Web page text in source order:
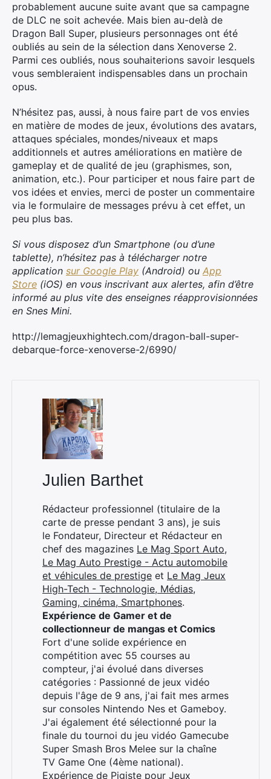
probablement aucune suite avant que sa campagne
de DLC ne soit achevée. Mais bien au-delà de
Dragon Ball Super, plusieurs personnages ont été
oubliés au sein de la sélection dans Xenoverse 2.
Parmi ces oubliés, nous souhaiterions savoir lesquels
vous sembleraient indispensables dans un prochain
opus.
N’hésitez pas, aussi, à nous faire part de vos envies
en matière de modes de jeux, évolutions des avatars,
attaques spéciales, mondes/niveaux et maps
additionnels et autres améliorations en matière de
gameplay et de qualité de jeu (graphismes, son,
animation, etc.). Pour participer et nous faire part de
vos idées et envies, merci de poster un commentaire
via le formulaire de messages prévu à cet effet, un
peu plus bas.
Si vous disposez d’un Smartphone (ou d’une
tablette), n’hésitez pas à télécharger notre
application sur Google Play (Android) ou App
Store (iOS) en vous inscrivant aux alertes, afin d’être
informé au plus vite des enseignes réapprovisionnées
en Snes Mini.
http://lemagjeuxhightech.com/dragon-ball-super-
debarque-force-xenoverse-2/6990/
Julien Barthet
Rédacteur professionnel (titulaire de la
carte de presse pendant 3 ans), je suis
le Fondateur, Directeur et Rédacteur en
chef des magazines Le Mag Sport Auto,
Le Mag Auto Prestige - Actu automobile
et véhicules de prestige et Le Mag Jeux
High-Tech - Technologie, Médias,
Gaming, cinéma, Smartphones.
Expérience de Gamer et de
collectionneur de mangas et Comics
Fort d'une solide expérience en
compétition avec 55 courses au
compteur, j'ai évolué dans diverses
catégories : Passionné de jeux vidéo
depuis l'âge de 9 ans, j'ai fait mes armes
sur consoles Nintendo Nes et Gameboy.
J'ai également été sélectionné pour la
finale du tournoi du jeu vidéo Gamecube
Super Smash Bros Melee sur la chaîne
TV Game One (4ème national).
Expérience de Pigiste pour Jeux